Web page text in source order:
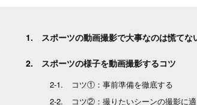
スポーツの動画撮影で大事なのは慌てな
スポーツの様子を動画撮影するコツ
コツ①：事前準備を徹底する
コツ②：撮りたいシーンの撮影に